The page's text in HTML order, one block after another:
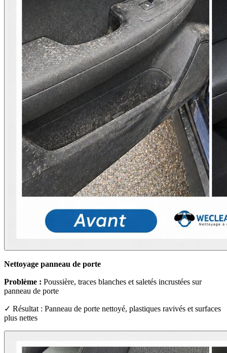
Nettoyage panneau de porte
Problème : Poussière, traces blanches et saletés incrustées sur
panneau de porte
✓ Résultat : Panneau de porte nettoyé, plastiques ravivés et surfaces
plus nettes